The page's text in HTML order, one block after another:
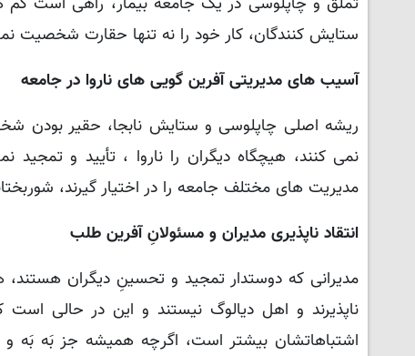
ستایش کنندگان، کار خود را نه تنها حقارت شخصیت
آسیب های مدیریتی آفرین گویی های ناروا در جامعه
ریشه اصلی چاپلوسی و ستایش نابجا، حقیر بودن
نمی کنند، هیچگاه دیگران را ناروا ، تأیید و
مدیریت های مختلف جامعه را در اختیار گیرند،
انتقاد ناپذیری مدیران و مسئولانِ آفرین طلب
مدیرانی که دوستدار تمجید و تحسینِ دیگران
ناپذیرند و اهل دیالوگ نیستند و این در حالی
اشتباهاتشان بیشتر است، اگرچه همیشه جز بَه بَه